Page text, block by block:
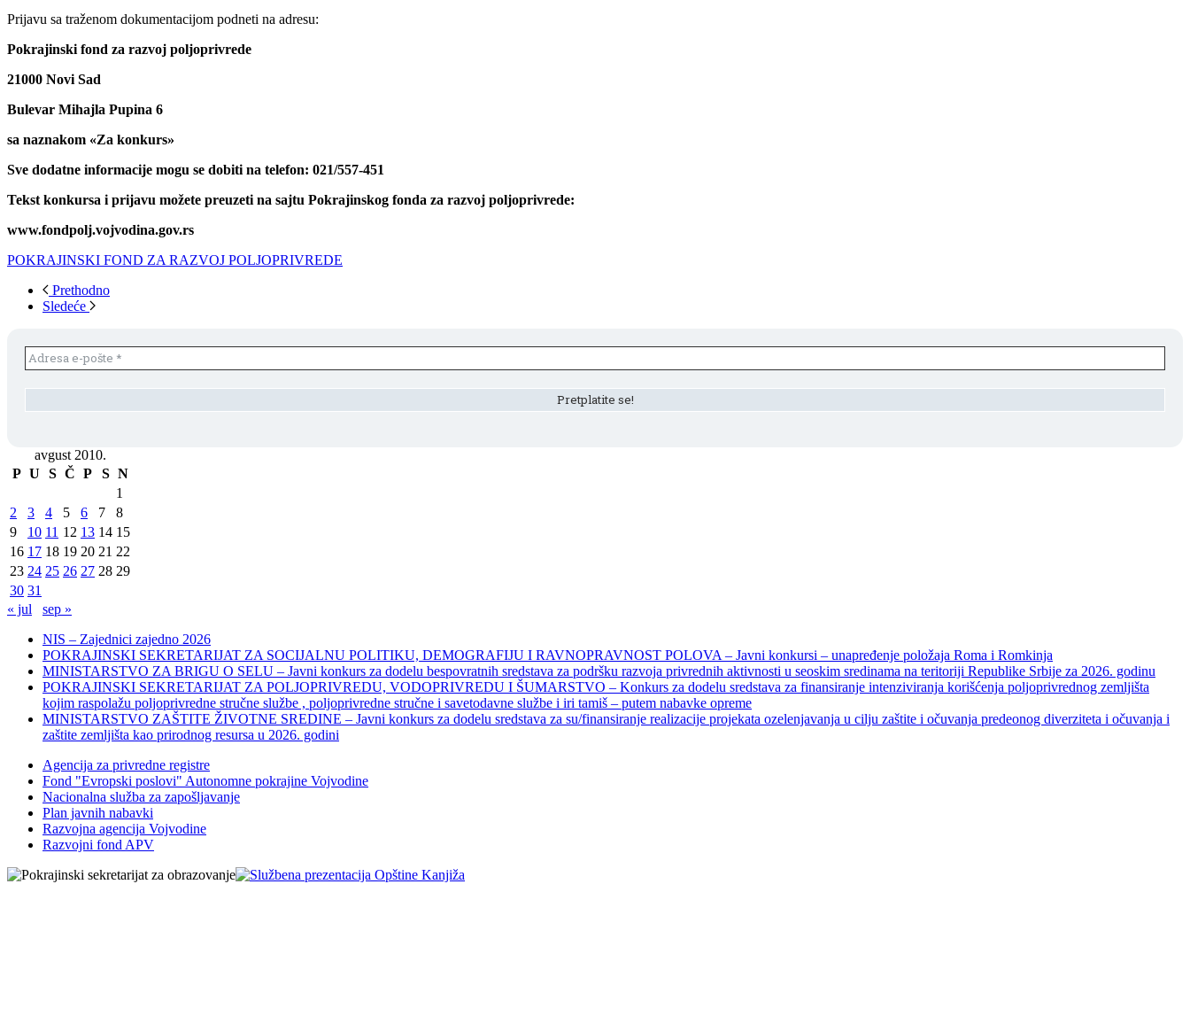
Prijavu sa traženom dokumentacijom podneti na adresu:
Pokrajinski fond za razvoj poljoprivrede
21000 Novi Sad
Bulevar Mihajla Pupina 6
sa naznakom «Za konkurs»
Sve dodatne informacije mogu se dobiti na telefon: 021/557-451
Tekst konkursa i prijavu možete preuzeti na sajtu Pokrajinskog fonda za razvoj poljoprivrede:
www.fondpolj.vojvodina.gov.rs
POKRAJINSKI FOND ZA RAZVOJ POLJOPRIVREDE
Prethodno
Sledeće
avgust 2010.
P U S Č P S N
1
2
3 4 5 6 7
8
9
10 11 12 13 14 15
16 17 18 19 20 21 22
23 24 25 26 27 28 29
30 31
« jul
sep »
NIS – Zajednici zajedno 2026
POKRAJINSKI SEKRETARIJAT ZA SOCIJALNU POLITIKU, DEMOGRAFIJU I RAVNOPRAVNOST POLOVA – Javni konkursi – unapređenje položaja Roma i Romkinja
MINISTARSTVO ZA BRIGU O SELU – Javni konkurs za dodelu bespovratnih sredstava za podršku razvoja privrednih aktivnosti u seoskim sredinama na teritoriji Republike Srbije za 2026. godinu
POKRAJINSKI SEKRETARIJAT ZA POLJOPRIVREDU, VODOPRIVREDU I ŠUMARSTVO – Konkurs za dodelu sredstava za finansiranje intenziviranja korišćenja poljoprivrednog zemljišta
kojim raspolažu poljoprivredne stručne službe , poljoprivredne stručne i savetodavne službe i iri tamiš ‒ putem nabavke opreme
MINISTARSTVO ZAŠTITE ŽIVOTNE SREDINE – Javni konkurs za dodelu sredstava za su/finansiranje realizacije projekata ozelenjavanja u cilju zaštite i očuvanja predeonog diverziteta i očuvanja i
zaštite zemljišta kao prirodnog resursa u 2026. godini
Agencija za privredne registre
Fond "Evropski poslovi" Autonomne pokrajine Vojvodine
Nacionalna služba za zapošljavanje
Plan javnih nabavki
Razvojna agencija Vojvodine
Razvojni fond APV